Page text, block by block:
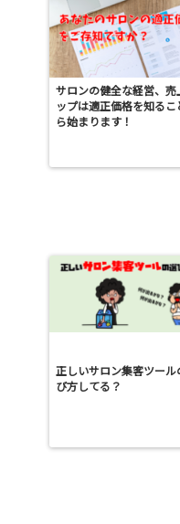
サロンの健全な経営、売
ップは適正価格を知るこ
ら始まります！
正しいサロン集客ツール
び方してる？